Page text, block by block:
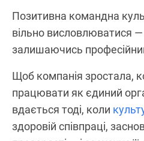
Позитивна командна
вільно висловлюватися —
залишаючись
Щоб компанія зростала,
працювати як єдиний
вдається тоді, коли
здоровій співпраці,